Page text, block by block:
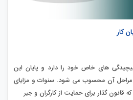
کار
پیچیدگی های خاص خود را دارد و پایان این
مراحل آن محسوب می شود. سنوات و مزایای
قانون گذار برای حمایت از کارگران و جبر